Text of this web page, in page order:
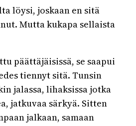
löysi, joskaan en sitä
Mutta kukapa sellaista
päättäjäisissä, se saapui
tiennyt sitä. Tunsin
jalassa, lihaksissa jotka
jatkuvaa särkyä. Sitten
jalkaan, samaan